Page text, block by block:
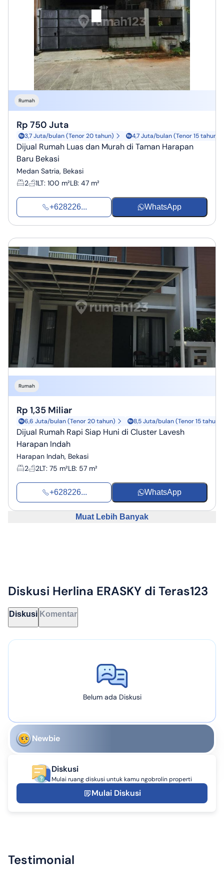
Rumah
Rp 750 Juta
3,7 Juta/bulan (Tenor 20 tahun) 4,7 Juta/bulan (Tenor 15 tahun)
Dijual Rumah Luas dan Murah di Taman Harapan
Baru Bekasi
Medan Satria, Bekasi
2
1LT: 100 m²LB: 47 m²
+628226... WhatsApp
Rumah
Rp 1,35 Miliar
6,6 Juta/bulan (Tenor 20 tahun) 8,5 Juta/bulan (Tenor 15 tahun)
Dijual Rumah Rapi Siap Huni di Cluster Lavesh
Harapan Indah
Harapan Indah, Bekasi
2
2LT: 75 m²LB: 57 m²
+628226... WhatsApp
Muat Lebih Banyak
Diskusi Herlina ERASKY di Teras123
Diskusi Komentar
Belum ada Diskusi
Newbie
Diskusi
Mulai ruang diskusi untuk kamu ngobrolin properti
Mulai Diskusi
Testimonial